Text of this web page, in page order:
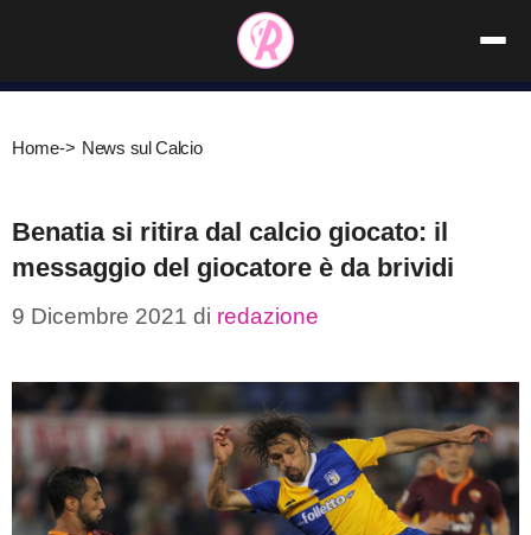
contenuto
Home-> News sul Calcio
Benatia si ritira dal calcio giocato: il
messaggio del giocatore è da brividi
9 Dicembre 2021 di redazione